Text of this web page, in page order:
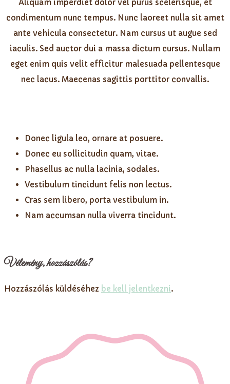
Aliquam imperdiet dolor vel purus scelerisque, et
condimentum nunc tempus. Nunc laoreet nulla sit amet
ante vehicula consectetur. Nam cursus ut augue sed
iaculis. Sed auctor dui a massa dictum cursus. Nullam
eget enim quis velit efficitur malesuada pellentesque
nec lacus. Maecenas sagittis porttitor convallis.
Donec ligula leo, ornare at posuere.
Donec eu sollicitudin quam, vitae.
Phasellus ac nulla lacinia, sodales.
Vestibulum tincidunt felis non lectus.
Cras sem libero, porta vestibulum in.
Nam accumsan nulla viverra tincidunt.
Vélemény, hozzászólás?
Hozzászólás küldéséhez be kell jelentkezni.